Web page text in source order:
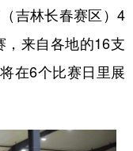
军事
吉林长春赛区）4
来自各地的16支
在6个比赛日里展